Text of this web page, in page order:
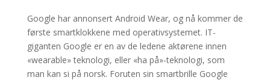
Google har annonsert Android Wear, og nå kommer de
første smartklokkene med operativsystemet. IT-
giganten Google er en av de ledene aktørene innen
«wearable» teknologi, eller «ha på»-teknologi, som
man kan si på norsk. Foruten sin smartbrille Google